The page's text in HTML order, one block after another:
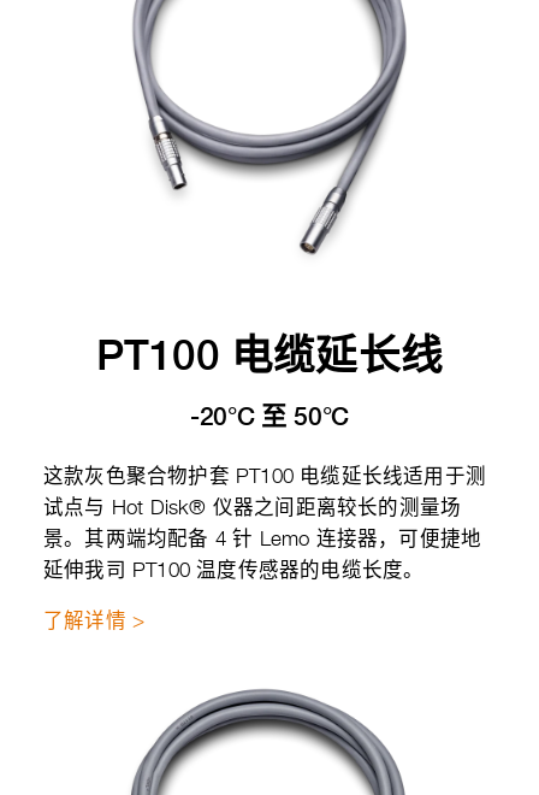
PT100 电缆延长线
-20°C 至 50°C
这款灰色聚合物护套 PT100 电缆延长线适用于测
试点与 Hot Disk® 仪器之间距离较长的测量场
景。其两端均配备 4 针 Lemo 连接器，可便捷地
延伸我司 PT100 温度传感器的电缆长度。
了解详情 >